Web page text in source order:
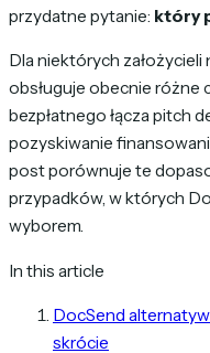
przydatne pytanie: który
Dla niektórych
obsługuje obecnie różne
bezpłatnego łącza pitch
pozyskiwanie
post porównuje te
przypadków, w których
wyborem.
In this article
DocSend
skrócie